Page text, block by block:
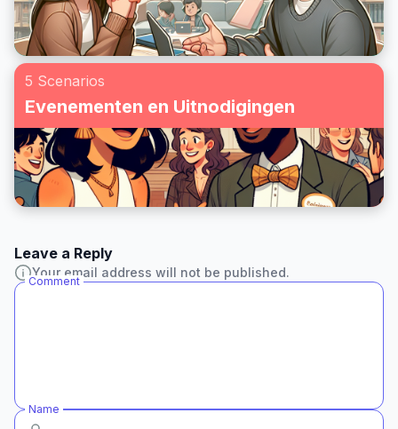
5 Scenarios
Evenementen en Uitnodigingen
Leave a Reply
Your email address will not be published.
Comment
Name